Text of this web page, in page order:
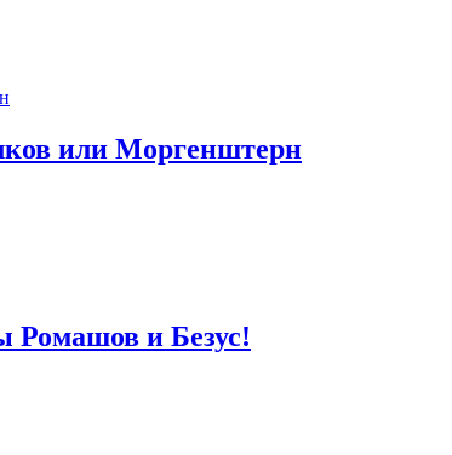
или Моргенштерн
Ромашов и Безус!